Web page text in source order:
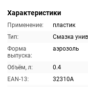
Характеристики
Применение:
пластик
Тип:
Смазка
Форма
выпуска:
аэрозоль
Объём, л:
0.4
EAN-13:
32310A